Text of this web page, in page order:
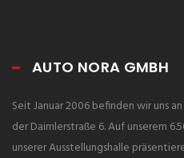
AUTO NORA GMBH
Seit Januar 2006 befinden wir uns
der Daimlerstraße 6. Auf unserem
unserer Ausstellungshalle